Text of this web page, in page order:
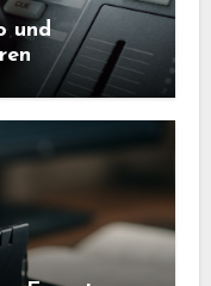
und